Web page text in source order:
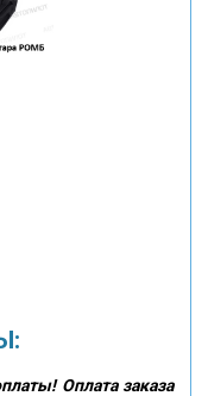
Оплата заказа